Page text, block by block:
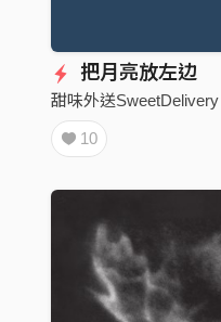
把月亮放左边
甜味外送SweetDelivery
10